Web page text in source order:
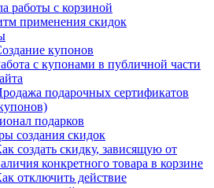
работы с корзиной
применения скидок
купонов
с купонами в публичной части
подарочных сертификатов
подарков
создания скидок
создать скидку, зависящую от
конкретного товара в корзине
отключить действие